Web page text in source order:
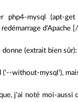
php4-mysql (apt-
d'Apache
donne (extrait bien sûr):
('--without-mysql'),
j'ai noté moi-aussi